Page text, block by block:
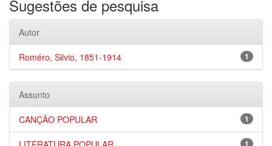
Sugestões de pesquisa
Autor
1
Roméro, Silvio, 1851-1914
Assunto
1
CANÇÃO POPULAR
1